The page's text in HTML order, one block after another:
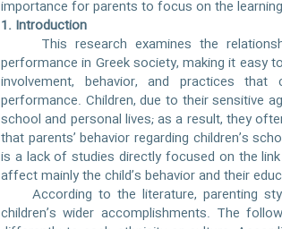
importance for parents to focus on the
1. Introduction
This research examines the
performance in Greek society, making it easy
involvement, behavior, and practices
performance. Children, due to their sensitive
school and personal lives; as a result, they
that parents’ behavior regarding children’s
is a lack of studies directly focused on the
affect mainly the child’s behavior and their
According to the literature, parenting
children’s wider accomplishments. The